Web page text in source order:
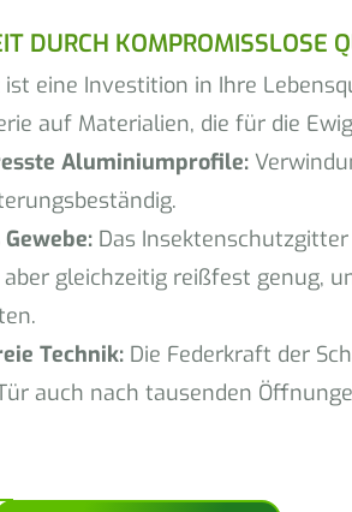
DURCH KOMPROMISSLOSE
eine Investition in Ihre
auf Materialien, die für die
Aluminiumprofile:
Das
gleichzeitig reißfest genug,
Technik: Die Federkraft der
auch nach tausenden